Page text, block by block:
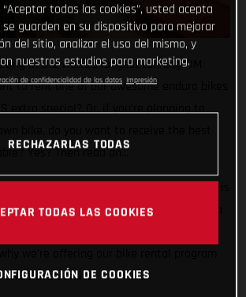
in the world’s longest running FIM
to rent one of our awesome enduro bikes
extra special? Or, if you’re planning to
Yes? Then read on…
to support any rider, from any country, who is
Portugal. We want to do all we can to
Race Service.
“Aceptar todas las cookies”, usted acepta
se guarden en su dispositivo para mejorar
del sitio, analizar el uso del mismo, y
nuestros estudios para marketing.
de confidencialidad de los datos Impresión
RECHAZARLAS TODAS
TODAS LAS COOKIES
DE COOKIES